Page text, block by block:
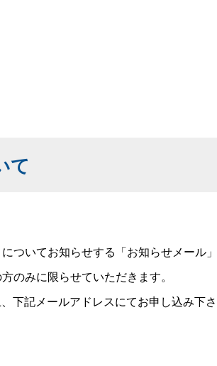
て
いてお知らせする「お知らせメール」
のみに限らせていただきます。
記メールアドレスにてお申し込み下さ